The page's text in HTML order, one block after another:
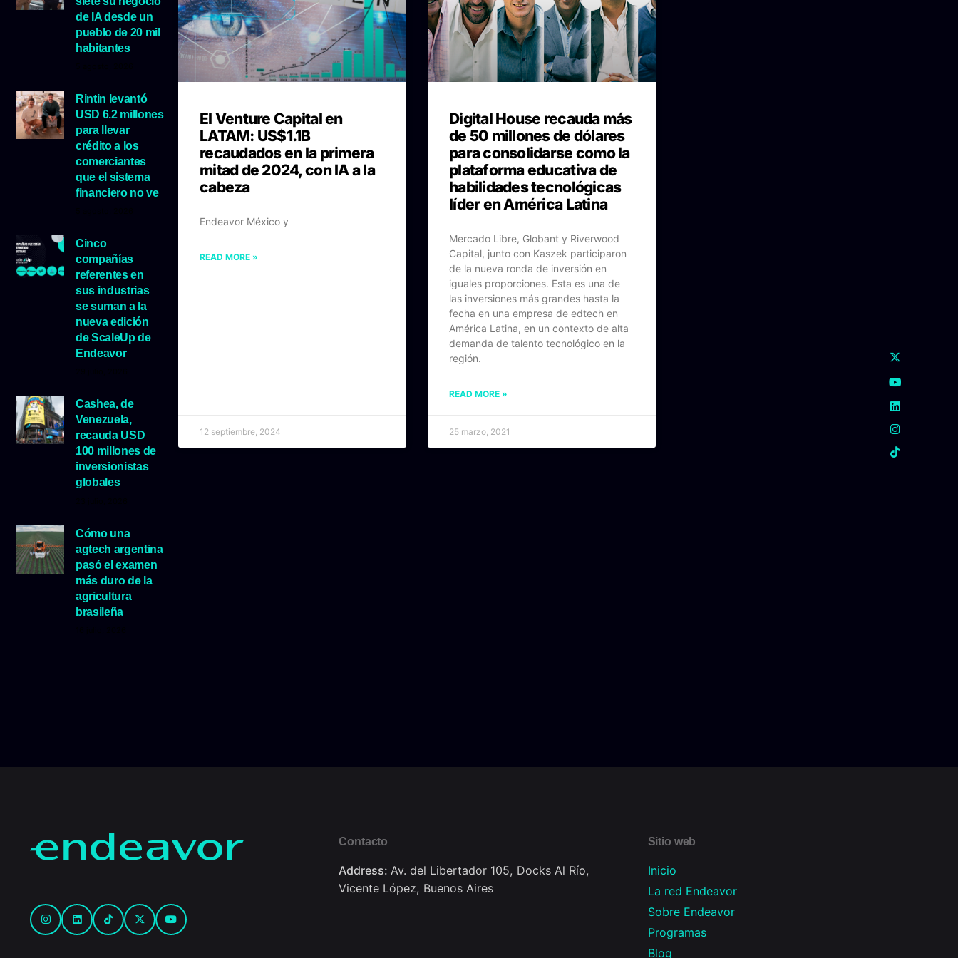
de IA desde un
pueblo de 20 mil
habitantes
Rintin levantó
USD 6.2 millones
para llevar
crédito a los
comerciantes
que el sistema
financiero no ve
Cinco
compañías
referentes en
sus industrias
se suman a la
nueva edición
de ScaleUp de
Endeavor
Cashea, de
Venezuela,
recauda USD
100 millones de
inversionistas
globales
Cómo una
agtech argentina
pasó el examen
más duro de la
agricultura
brasileña
El Venture Capital en
LATAM: US$1.1B
recaudados en la primera
mitad de 2024, con IA a la
cabeza
Endeavor México y
READ MORE »
12 septiembre, 2024
Digital House recauda más
de 50 millones de dólares
para consolidarse como la
plataforma educativa de
habilidades tecnológicas
líder en América Latina
Mercado Libre, Globant y Riverwood
Capital, junto con Kaszek participaron
de la nueva ronda de inversión en
iguales proporciones. Esta es una de
las inversiones más grandes hasta la
fecha en una empresa de edtech en
América Latina, en un contexto de alta
demanda de talento tecnológico en la
región.
READ MORE »
25 marzo, 2021
Contacto
Address:Av. del Libertador 105, Docks Al Río,
Vicente López, Buenos Aires
Sitio web
Inicio
La red Endeavor
Sobre Endeavor
Programas
Blog